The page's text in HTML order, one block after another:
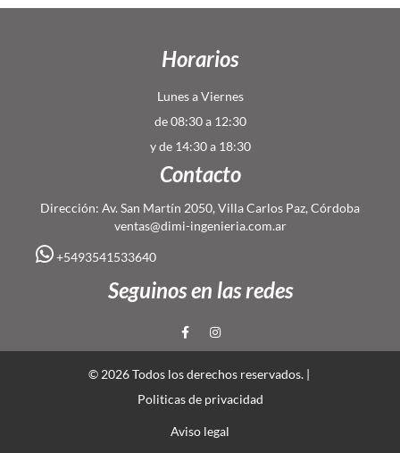
Horarios
Lunes a Viernes
de 08:30 a 12:30
y de 14:30 a 18:30
Contacto
Dirección: Av. San Martín 2050, Villa Carlos Paz, Córdoba
ventas@dimi-ingenieria.com.ar
+5493541533640
Seguinos en las redes
© 2026 Todos los derechos reservados. |
Politicas de privacidad
Aviso legal